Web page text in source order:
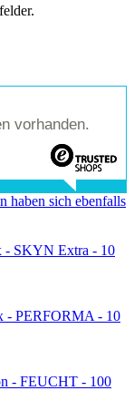
vorhanden.
haben sich ebenfalls
- SKYN Extra - 10
- PERFORMA - 10
- FEUCHT - 100